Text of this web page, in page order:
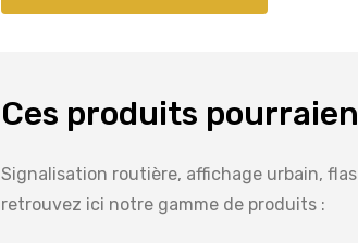
Ces produits
Signalisation routière, affichage urbain,
retrouvez ici notre gamme de produits :